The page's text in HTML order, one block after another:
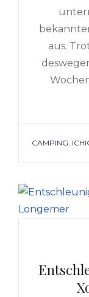
aus.
TAGS
CAMPING